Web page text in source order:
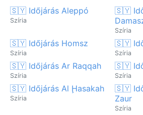
🇸🇾 Időjárás Aleppó
Szíria
🇸🇾
Szíria
🇸🇾 Időjárás Homsz
Szíria
🇸🇾
Szíria
🇸🇾 Időjárás Ar Raqqah
Szíria
🇸🇾
Szíria
🇸🇾 Időjárás Al Ḩasakah
Szíria
🇸🇾
Zaur
Szíria